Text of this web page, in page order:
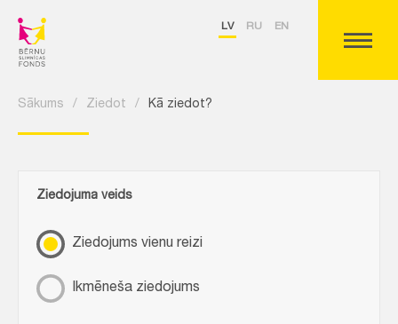
LV RU EN
Sākums / Ziedot / Kā ziedot?
Ziedojuma veids
Ziedojums vienu reizi
Ikmēneša ziedojums